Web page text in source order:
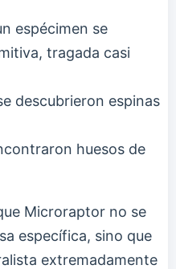
espécimen se
tragada casi
descubrieron espinas
huesos de
Microraptor no se
específica, sino que
extremadamente